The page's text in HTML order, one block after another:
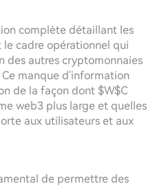
complète détaillant les
cadre opérationnel qui
des autres cryptomonnaies
manque d'information
de la façon dont $W$C
web3 plus large et quelles
aux utilisateurs et aux
de permettre des